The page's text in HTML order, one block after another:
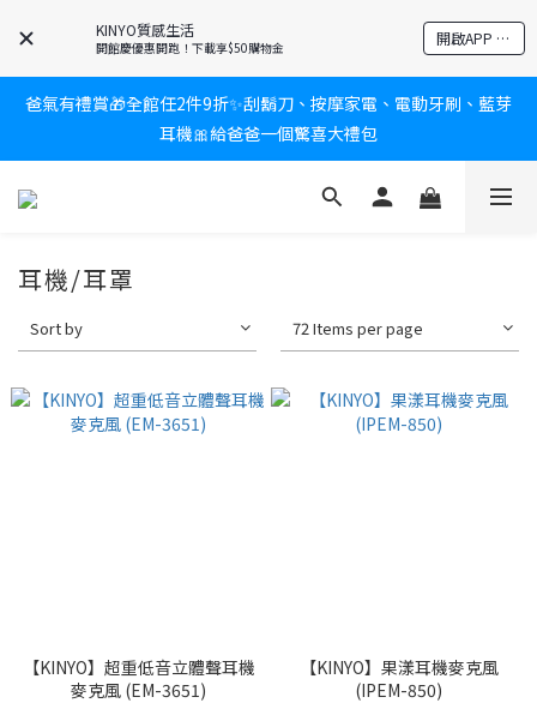
KINYO質感生活
開館慶優惠開跑！下載享$50購物金 開啟APP 享隱藏優惠
新會員送$100購物金✨再享消費回饋無極限
新會員送$100購物金✨再享消費回饋無極限
爸氣有禮賞🎁全館任2件9折✨刮鬍刀、按摩家電、電動牙刷、藍芽
耳機🎀給爸爸一個驚喜大禮包
炎熱夏日救星☀️秒凍扇登場💙半導體製冷 x 微米級冰霧，一秒開
新會員送$100購物金✨再享消費回饋無極限
耳機/耳罩
Sort by 72 Items per page
【KINYO】超重低音立體聲耳機
麥克風 (EM-3651)
【KINYO】果漾耳機麥克風
(IPEM-850)